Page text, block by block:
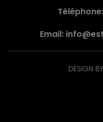
Téléphone:
Email:
DESIGN